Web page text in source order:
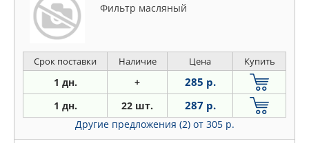
Фильтр масляный
Срок поставки Наличие Цена Купить
1 дн. + 285 р.
1 дн. 22 шт. 287 р.
Другие предложения (2) от 305 р.